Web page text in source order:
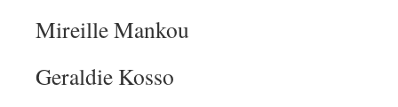
Mireille Mankou
Geraldie Kosso